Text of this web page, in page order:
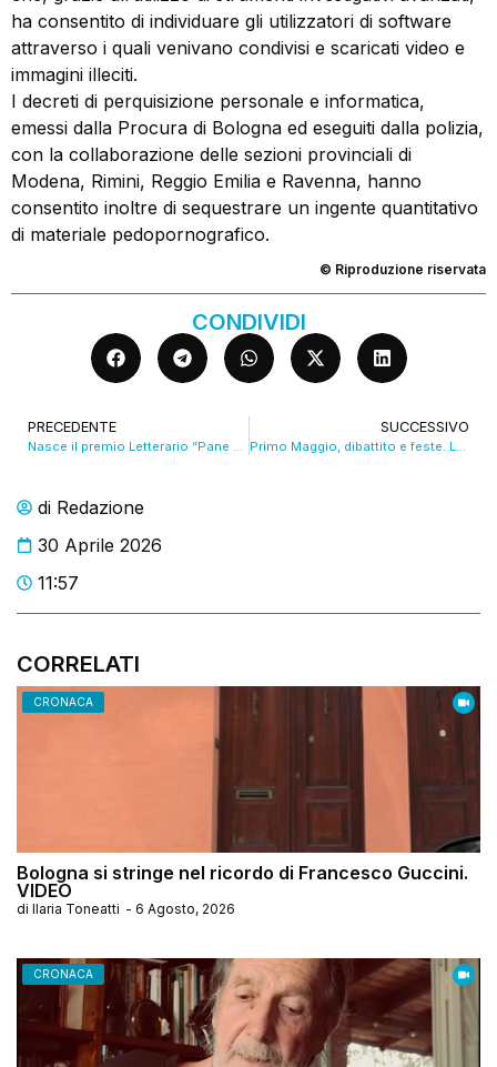
di Redazione
30 Aprile 2026
11:57
CORRELATI
CRONACA
Bologna si stringe nel ricordo di Francesco Guccini.
VIDEO
di Ilaria Toneatti - 6 Agosto, 2026
CRONACA
ha consentito di individuare gli utilizzatori di software
attraverso i quali venivano condivisi e scaricati video e
immagini illeciti.
I decreti di perquisizione personale e informatica,
emessi dalla Procura di Bologna ed eseguiti dalla polizia,
con la collaborazione delle sezioni provinciali di
Modena, Rimini, Reggio Emilia e Ravenna, hanno
consentito inoltre di sequestrare un ingente quantitativo
di materiale pedopornografico.
© Riproduzione riservata
CONDIVIDI
PRECEDENTE
Nasce il premio Letterario “Pane e Parole” di Coop Alleanza 3.0. VIDEO
SUCCESSIVO
Primo Maggio, dibattito e feste. La lunga diretta di Trc. VIDEO